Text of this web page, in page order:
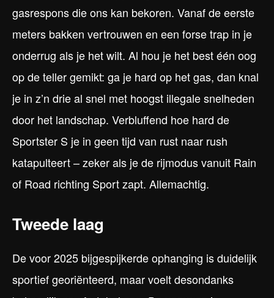
gasrespons die ons kan bekoren. Vanaf de eerste
meters bakken vertrouwen en een forse trap in je
onderrug als je het wilt. Al hou je het best één oog
op de teller gemikt: ga je hard op het gas, dan knal
je in z’n drie al snel met hoogst illegale snelheden
door het landschap. Verbluffend hoe hard de
Sportster S je in geen tijd van rust naar rush
katapulteert – zeker als je de rijmodus vanuit Rain
of Road richting Sport zapt. Allemachtig.
Tweede laag
De voor 2025 bijgespijkerde ophanging is duidelijk
sportief georiënteerd, maar voelt desondanks